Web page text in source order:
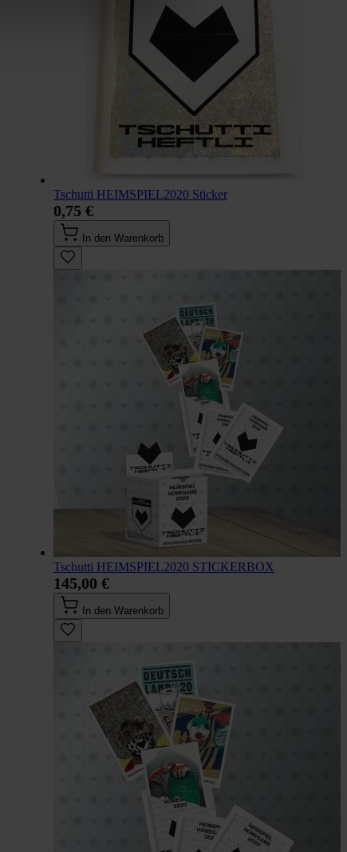
Tschutti HEIMSPIEL2020 Sticker
0,75 €
In den Warenkorb
Tschutti HEIMSPIEL2020 STICKERBOX
145,00 €
In den Warenkorb